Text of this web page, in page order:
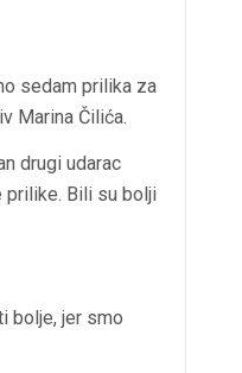
sedam prilika za
Marina Čilića.
drugi udarac
prilike. Bili su bolji
bolje, jer smo